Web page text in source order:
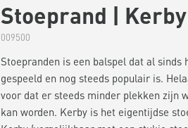
Stoeprand | Kerby
009500
Stoepranden is een balspel dat al sinds
gespeeld en nog steeds populair is.
voor dat er steeds minder plekken zijn
kan worden. Kerby is het eigentijdse